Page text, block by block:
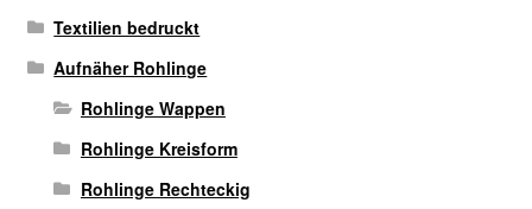
Textilien bedruckt
Aufnäher Rohlinge
Rohlinge Wappen
Rohlinge Kreisform
Rohlinge Rechteckig